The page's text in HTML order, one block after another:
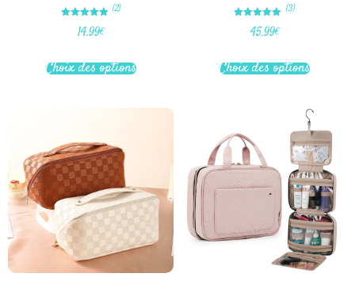
Note
5.00
(2)
14.99€
Choix des options
Note
5.00
(3)
45.99€
Choix des options